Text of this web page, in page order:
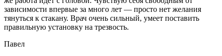
зависимости впервые за много лет — просто нет желания
тянуться к стакану. Врач очень сильный, умеет поставить
правильную установку на трезвость.
Павел